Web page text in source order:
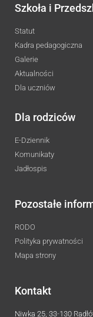
Szkoła i
Statut
Kadra pedagogiczna
Galerie
Aktualności
Dla uczniów
Dla rodziców
E-Dziennik
Komunikaty
Jadłospis
Pozostałe
RODO
Polityka prywatności
Mapa strony
Kontakt
Niwka 25, 33-130